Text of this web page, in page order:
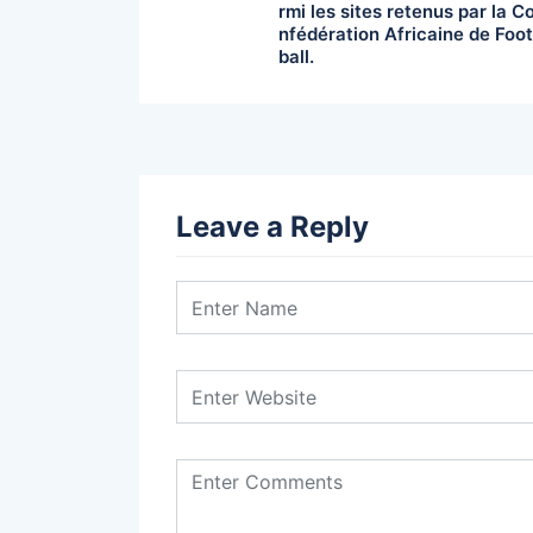
rmi les sites retenus par la
nfédération Africaine de Foot
ball.
Leave a Reply